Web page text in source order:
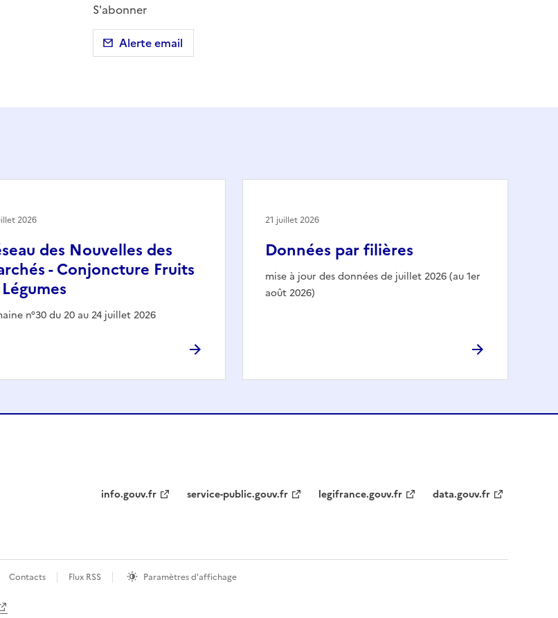
Twitter)
par email
Copier dans le presse-papier
S'abonner
Alerte email
des Nouvelles des
- Conjoncture Fruits
n°30 du 20 au 24 juillet 2026
2026
Données par filières
mise à jour des données de juillet 2026 (au 1er
août 2026)
21 juillet 2026
info.gouv.fr service-public.gouv.fr legifrance.gouv.fr data.gouv.fr
Contacts Flux RSS Paramètres d'affichage